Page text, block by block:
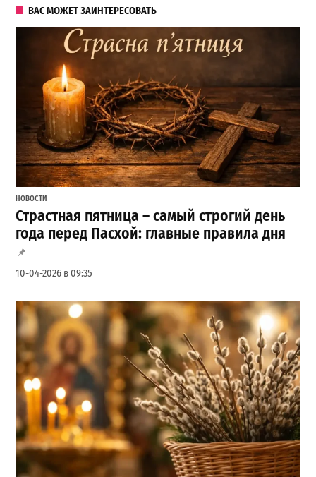
ВАС МОЖЕТ ЗАИНТЕРЕСОВАТЬ
НОВОСТИ
Страстная пятница – самый строгий день
года перед Пасхой: главные правила дня
10-04-2026 в 09:35